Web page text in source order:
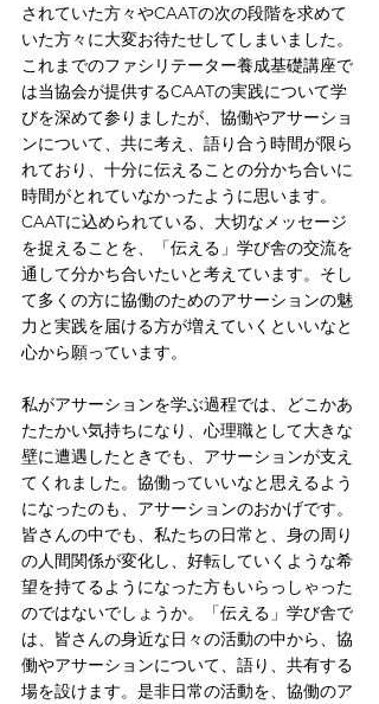
されていた方々やCAATの次の段階を求めて
いた方々に大変お待たせしてしまいました。
これまでのファシリテーター養成基礎講座で
は当協会が提供するCAATの実践について学
びを深めて参りましたが、協働やアサーショ
ンについて、共に考え、語り合う時間が限ら
れており、十分に伝えることの分かち合いに
時間がとれていなかったように思います。
CAATに込められている、大切なメッセージ
を捉えることを、「伝える」学び舎の交流を
通して分かち合いたいと考えています。そし
て多くの方に協働のためのアサーションの魅
力と実践を届ける方が増えていくといいなと
心から願っています。
私がアサーションを学ぶ過程では、どこかあ
たたかい気持ちになり、心理職として大きな
壁に遭遇したときでも、アサーションが支え
てくれました。協働っていいなと思えるよう
になったのも、アサーションのおかげです。
皆さんの中でも、私たちの日常と、身の周り
の人間関係が変化し、好転していくような希
望を持てるようになった方もいらっしゃった
のではないでしょうか。「伝える」学び舎で
は、皆さんの身近な日々の活動の中から、協
働やアサーションについて、語り、共有する
場を設けます。是非日常の活動を、協働のア